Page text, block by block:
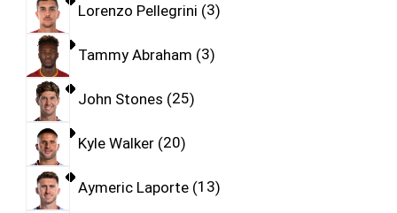
Lorenzo Pellegrini 3
Tammy Abraham 3
John Stones 25
Kyle Walker 20
Aymeric Laporte 13